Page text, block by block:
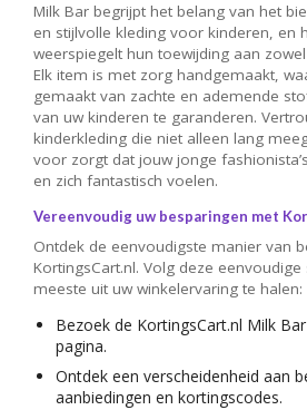
Milk Bar begrijpt het belang van het
en stijlvolle kleding voor kinderen, en
weerspiegelt hun toewijding aan
Elk item is met zorg handgemaakt,
gemaakt van zachte en ademende
van uw kinderen te garanderen.
kinderkleding die niet alleen lang
voor zorgt dat jouw jonge
en zich fantastisch voelen.
Vereenvoudig uw besparingen met
Ontdek de eenvoudigste manier van
KortingsCart.nl. Volg deze
meeste uit uw winkelervaring te halen:
Bezoek de KortingsCart.nl Milk
pagina.
Ontdek een verscheidenheid aan
aanbiedingen en kortingscodes.